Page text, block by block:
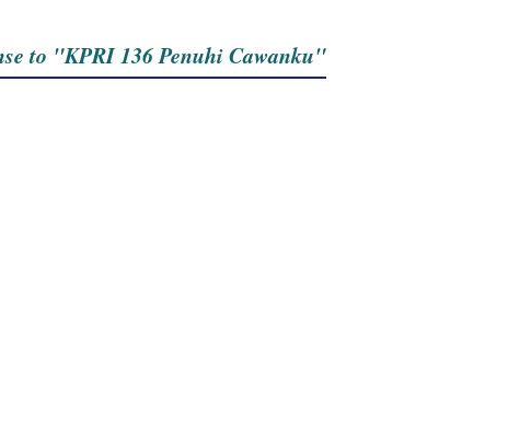
to "KPRI 136 Penuhi Cawanku"